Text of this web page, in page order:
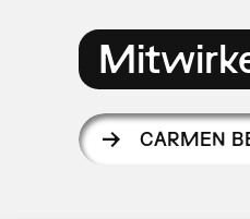
CARMEN